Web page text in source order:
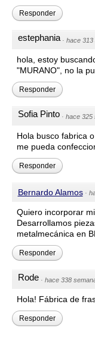
Responder
estephania · hace 313
hola, estoy
"MURANO", no la
Responder
Sofia Pinto · hace 325
Hola busco fabrica
me pueda
Responder
Bernardo Alamos ·
Quiero incorporar
Desarrollamos
metalmecánica en
Responder
Rode · hace 338
Hola! Fábrica de
Responder